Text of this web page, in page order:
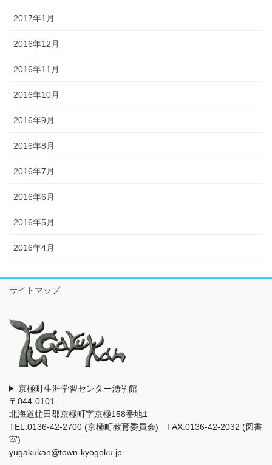
2017年1月
2016年12月
2016年11月
2016年10月
2016年9月
2016年8月
2016年7月
2016年6月
2016年5月
2016年4月
サイトマップ
京極町生涯学習センター湧学館
〒044-0101
北海道虻田郡京極町字京極158番地1
TEL.0136-42-2700 (京極町教育委員会) FAX.0136-42-2032 (図書
室)
yugakukan@town-kyogoku.jp